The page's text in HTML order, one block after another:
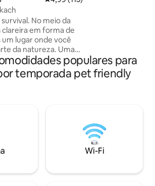
No meio da
em forma de
lugar onde você
da natureza. Uma
onde você pode
cotidiana. Os edifícios
a cerca de 2,5 km
da floresta, as vistas
da vida, os
manhã no terraço e a
os pontos fortes
de você.
populares para
temporada pet friendly
Wi-Fi